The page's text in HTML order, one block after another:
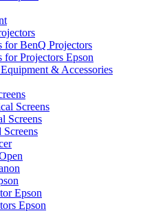
for BenQ Projectors
for Projectors Epson
& Accessories
Screens
Screens
Screens
Epson
Epson